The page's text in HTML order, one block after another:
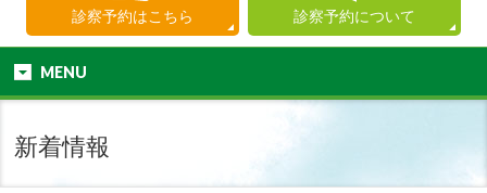
診察予約はこちら 診察予約について
MENU
新着情報